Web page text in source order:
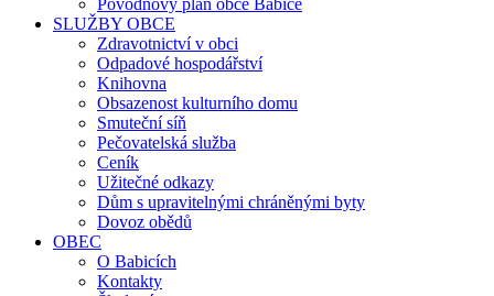
Povodňový plán obce Babice
SLUŽBY OBCE
Zdravotnictví v obci
Odpadové hospodářství
Knihovna
Obsazenost kulturního domu
Smuteční síň
Pečovatelská služba
Ceník
Užitečné odkazy
Dům s upravitelnými chráněnými byty
Dovoz obědů
OBEC
O Babicích
Kontakty